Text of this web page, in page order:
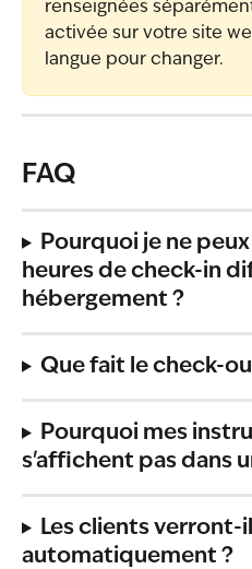
renseignées
activée sur votre site
langue pour changer.
FAQ
Pourquoi je ne
heures de check-in
hébergement ?
Que fait le check-
Pourquoi mes
s'affichent pas dans
Les clients verront-
automatiquement ?